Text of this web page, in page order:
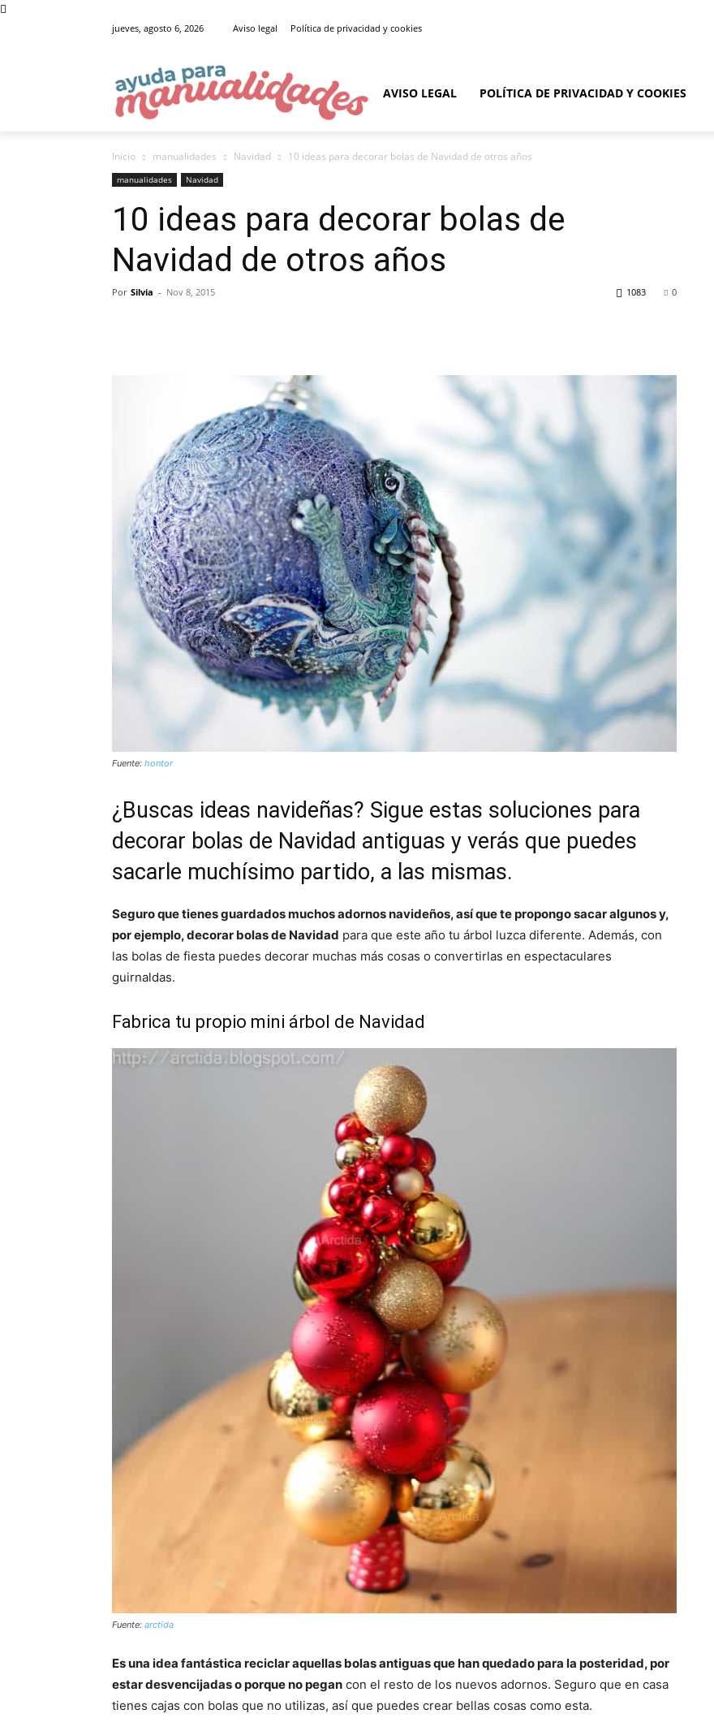
jueves, agosto 6, 2026 Aviso legal Política de privacidad y cookies
AVISO LEGAL POLÍTICA DE PRIVACIDAD Y COOKIES
Inicio manualidades Navidad 10 ideas para decorar bolas de Navidad de otros años
manualidades Navidad
10 ideas para decorar bolas de
Navidad de otros años
Por Silvia - Nov 8, 2015 0
1083
Fuente: hontor
¿Buscas ideas navideñas? Sigue estas soluciones para
decorar bolas de Navidad antiguas y verás que puedes
sacarle muchísimo partido, a las mismas.
Seguro que tienes guardados muchos adornos navideños, así que te propongo sacar algunos y,
por ejemplo, decorar bolas de Navidad para que este año tu árbol luzca diferente. Además, con
las bolas de fiesta puedes decorar muchas más cosas o convertirlas en espectaculares
guirnaldas.
Fabrica tu propio mini árbol de Navidad
Fuente: arctida
Es una idea fantástica reciclar aquellas bolas antiguas que han quedado para la posteridad, por
estar desvencijadas o porque no pegan con el resto de los nuevos adornos. Seguro que en casa
tienes cajas con bolas que no utilizas, así que puedes crear bellas cosas como esta.